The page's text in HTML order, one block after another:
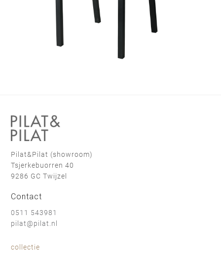
Pilat&Pilat (showroom)
Tsjerkebuorren 40
9286 GC Twijzel
Contact
0511 543981
pilat@pilat.nl
collectie